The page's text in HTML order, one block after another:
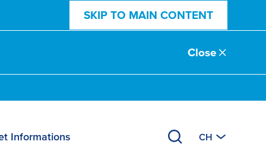
SKIP TO MAIN CONTENT
Close
Informations CH